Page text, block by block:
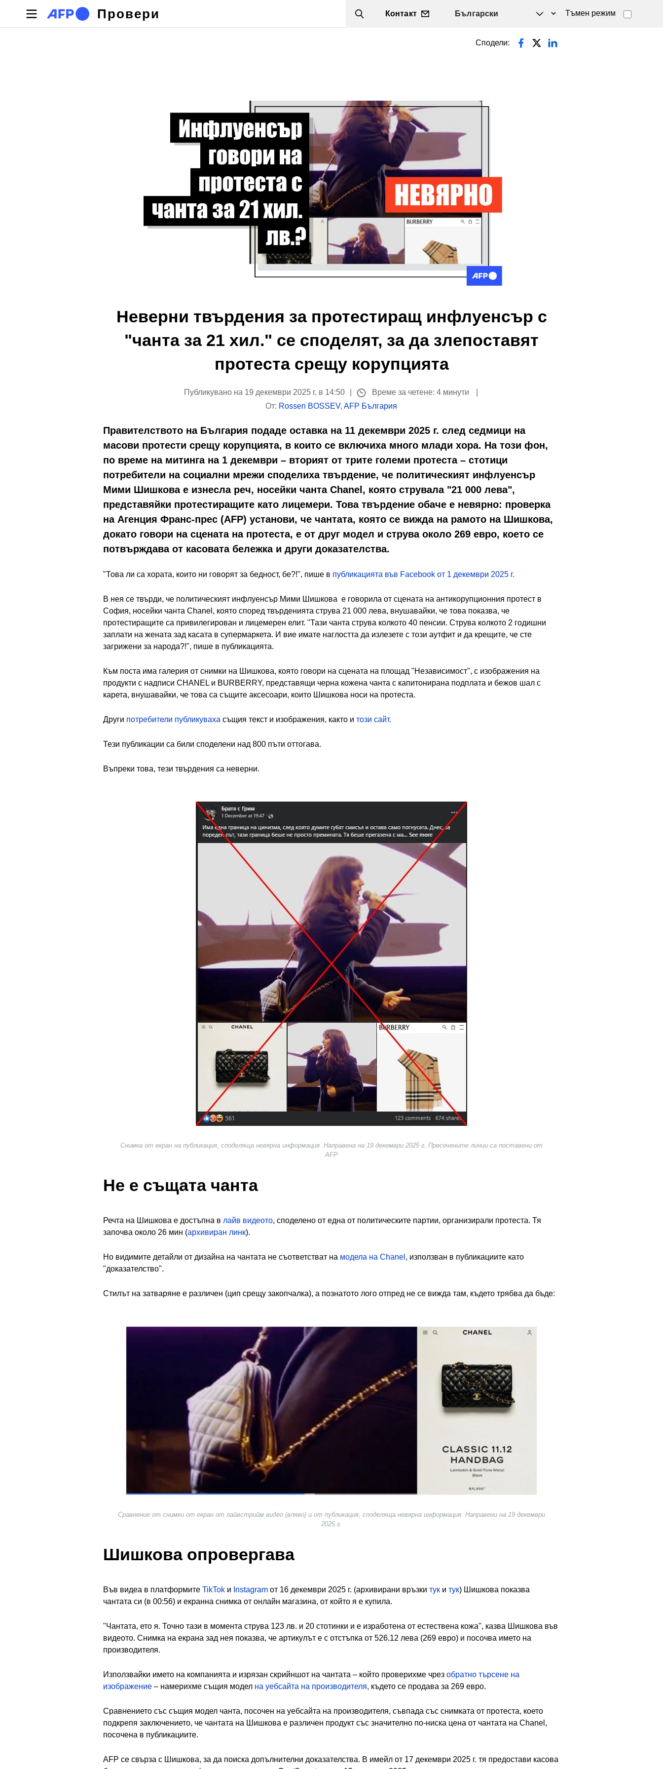
Премини към основното съдържание
Провери Search
Контакт Тъмен режим
Primary tabs
Сподели:
Неверни твърдения за протестиращ инфлуенсър с
"чанта за 21 хил." се споделят, за да злепоставят
протеста срещу корупцията
Публикувано на 19 декември 2025 г. в 14:50
Време за четене: 4 минути
От: Rossen BOSSEV,AFP България
Правителството на България подаде оставка на 11 декември 2025 г. след седмици на
масови протести срещу корупцията, в които се включиха много млади хора. На този фон,
по време на митинга на 1 декември – вторият от трите големи протеста – стотици
потребители на социални мрежи споделиха твърдение, че политическият инфлуенсър
Мими Шишкова е изнесла реч, носейки чанта Chanel, която струвала "21 000 лева",
представяйки протестиращите като лицемери. Това твърдение обаче е невярно: проверка
на Агенция Франс-прес (AFP) установи, че чантата, която се вижда на рамото на Шишкова,
докато говори на сцената на протеста, е от друг модел и струва около 269 евро, което се
потвърждава от касовата бележка и други доказателства.
"Това ли са хората, които ни говорят за бедност, бе?!", пише в публикацията във Facebook от 1 декември 2025 г.
В нея се твърди, че политическият инфлуенсър Мими Шишкова е говорила от сцената на антикорупционния протест в
София, носейки чанта Chanel, която според твърденията струва 21 000 лева, внушавайки, че това показва, че
протестиращите са привилегирован и лицемерен елит. "Тази чанта струва колкото 40 пенсии. Струва колкото 2 годишни
заплати на жената зад касата в супермаркета. И вие имате наглостта да излезете с този аутфит и да крещите, че сте
загрижени за народа?!", пише в публикацията.
Към поста има галерия от снимки на Шишкова, която говори на сцената на площад "Независимост", с изображения на
продукти с надписи CHANEL и BURBERRY, представящи черна кожена чанта с капитонирана подплата и бежов шал с
карета, внушавайки, че това са същите аксесоари, които Шишкова носи на протеста.
Други потребители публикуваха същия текст и изображения, както и този сайт.
Тези публикации са били споделени над 800 пъти оттогава.
Въпреки това, тези твърдения са неверни.
Снимка от екран на публикация, споделяща невярна информация. Направена на 19 декември 2025 г. Пресечените линии са поставени от
AFP
Не е същата чанта
Речта на Шишкова е достъпна в лайв видеото, споделено от една от политическите партии, организирали протеста. Тя
започва около 26 мин (архивиран линк).
Но видимите детайли от дизайна на чантата не съответстват на модела на Chanel , използван в публикациите като
"доказателство".
Стилът на затваряне е различен (цип срещу закопчалка), а познатото лого отпред не се вижда там, където трябва да бъде:
Сравнение от снимки от екран от лайвстрийм видео (вляво) и от публикация, споделяща невярна информация. Направени на 19 декември
2025 г.
Шишкова опровергава
Във видеа в платформите TikTok и Instagram от 16 декември 2025 г. (архивирани връзки тук и тук) Шишкова показва
чантата си (в 00:56) и екранна снимка от онлайн магазина, от който я е купила.
"Чантата, ето я. Точно тази в момента струва 123 лв. и 20 стотинки и е изработена от естествена кожа", казва Шишкова във
видеото. Снимка на екрана зад нея показва, че артикулът е с отстъпка от 526.12 лева (269 евро) и посочва името на
производителя.
Използвайки името на компанията и изрязан скрийншот на чантата – който проверихме чрез обратно търсене на
изображение – намерихме същия модел на уебсайта на производителя, където се продава за 269 евро.
Сравнението със същия модел чанта, посочен на уебсайта на производителя, съвпада със снимката от протеста, което
подкрепя заключението, че чантата на Шишкова е различен продукт със значително по-ниска цена от чантата на Chanel,
посочена в публикациите.
AFP се свърза с Шишкова, за да поиска допълнителни доказателства. В имейл от 17 декември 2025 г. тя предостави касова